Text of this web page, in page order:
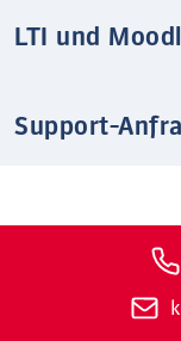
LTI und
Support-